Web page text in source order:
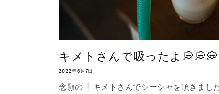
キメトさんで吸ったよ💭💭💭
2022年6月7日
念願の❕キメトさんでシーシャを頂きま